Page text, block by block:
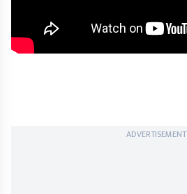
ADVERTISEMENT